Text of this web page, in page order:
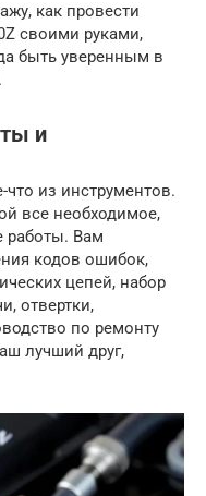
как провести
своими руками,
быть уверенным в
и
из инструментов.
все необходимое,
работы. Вам
кодов ошибок,
цепей, набор
отвертки,
по ремонту
лучший друг,